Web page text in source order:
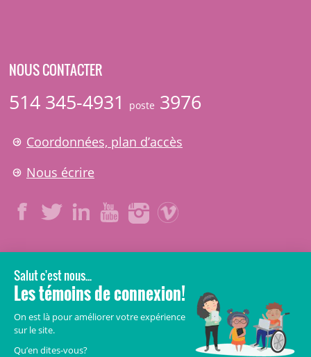
NOUS CONTACTER
514 345-4931 poste 3976
Coordonnées, plan d’accès
Nous écrire
LÉGAL
© 2006-2026CHU Sainte-Justine.
Avis légaux